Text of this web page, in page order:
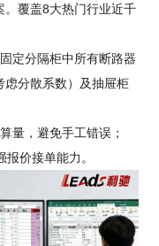
。覆盖8大热门行业近千
定分隔柜中所有断路器
虑分散系数）及抽屉柜
量，避免手工错误；
报价接单能力。